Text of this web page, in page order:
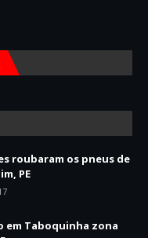
roubaram os pneus de
PE
em Taboquinha zona